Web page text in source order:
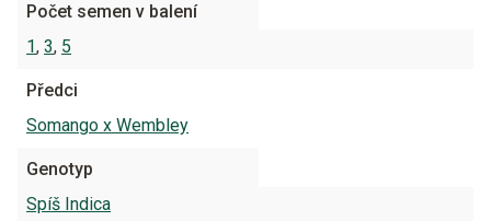
Počet semen v balení
1, 3, 5
Předci
Somango x Wembley
Genotyp
Spíš Indica